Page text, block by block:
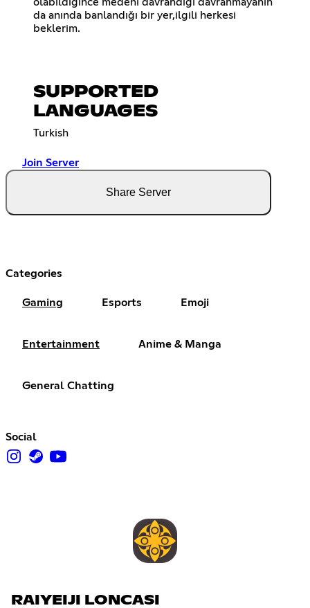
da anında banlandığı bir yer,ilgili herkesi
beklerim.
SUPPORTED
LANGUAGES
Turkish
Join Server
Share Server
Categories
Gaming Esports Emoji
Entertainment Anime & Manga
General Chatting
Social
RAIYEIJI LONCASI